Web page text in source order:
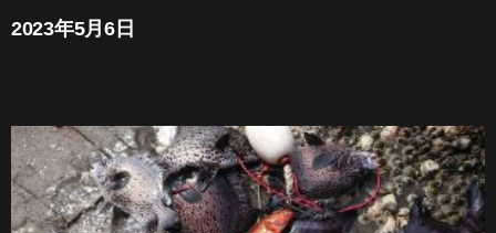
2023年5月6日